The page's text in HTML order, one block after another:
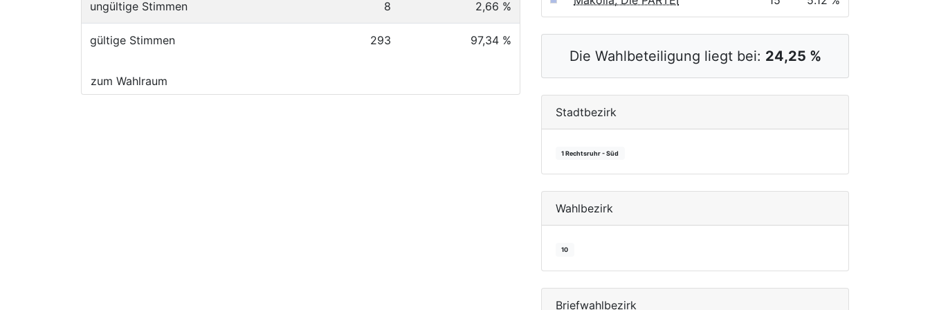
ungültige Stimmen 8 2,66 %
gültige Stimmen 293 97,34 %
zum Wahlraum
Die Wahlbeteiligung liegt bei: 24,25 %
Stadtbezirk
1 Rechtsruhr - Süd
Wahlbezirk
10
Briefwahlbezirk